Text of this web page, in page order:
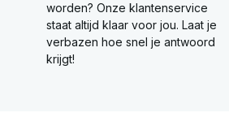
worden? Onze klantenservice
staat altijd klaar voor jou. Laat je
verbazen hoe snel je antwoord
krijgt!